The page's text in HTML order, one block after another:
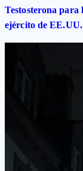
Testosterona
ejército de